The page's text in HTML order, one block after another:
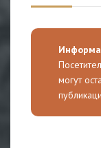
могут